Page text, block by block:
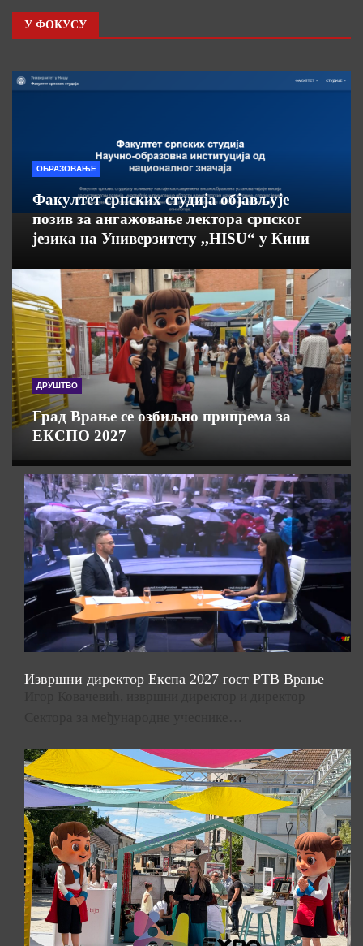
У ФОКУСУ
ОБРАЗОВАЊЕ
Факултет српских студија објављује
позив за ангажовање лектора српског
језика на Универзитету ,,HISU“ у Кини
ДРУШТВО
Град Врање се озбиљно припрема за
ЕКСПО 2027
Извршни директор Експа 2027 гост РТВ Врање